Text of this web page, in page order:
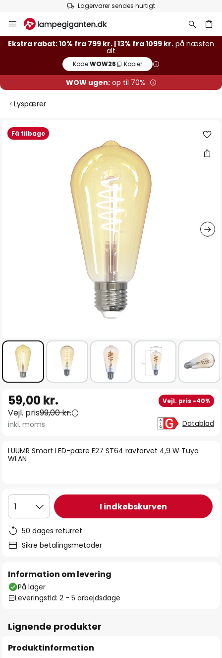
Lagervarer sendes hurtigt
to
Content
Ekstra rabat: 10% fra 799 kr. | 13% fra 1099 kr. på næsten
alt
Kode:WOW26 Kopier
WOW ugen:op til 70%
Lyspærer
Få tilbage
Gå
til
starten
af
LUUMR Smart LED-pære E27 ST64 ravfarvet 4,9 W Tuya
WLAN
59,00 kr. Vejl. pris -40%
Vejl. pris99,00 kr.
inkl. moms Datablad
1 I indkøbskurven
50 dages returret
Sikre betalingsmetoder
Information om levering
På lager
Leveringstid: 2 - 5 arbejdsdage
Lignende produkter
Produktinformation